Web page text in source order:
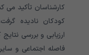
کودکان نادیده
ارزیابی و بررسی
فاصله اجتماعی و